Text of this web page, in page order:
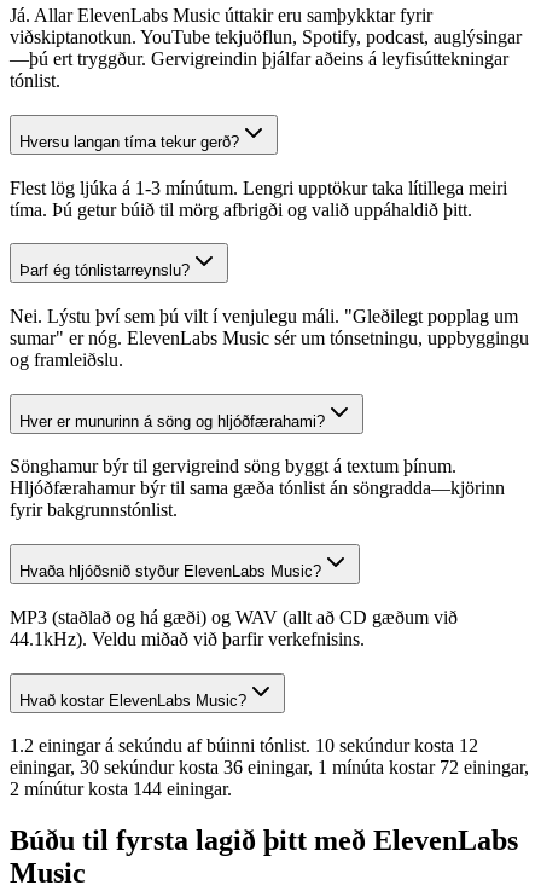
Já. Allar ElevenLabs Music úttakir eru samþykktar fyrir
viðskiptanotkun. YouTube tekjuöflun, Spotify, podcast, auglýsingar
—þú ert tryggður. Gervigreindin þjálfar aðeins á leyfisúttekningar
tónlist.
Hversu langan tíma tekur gerð?
Flest lög ljúka á 1-3 mínútum. Lengri upptökur taka lítillega meiri
tíma. Þú getur búið til mörg afbrigði og valið uppáhaldið þitt.
Þarf ég tónlistarreynslu?
Nei. Lýstu því sem þú vilt í venjulegu máli. "Gleðilegt popplag um
sumar" er nóg. ElevenLabs Music sér um tónsetningu, uppbyggingu
og framleiðslu.
Hver er munurinn á söng og hljóðfærahami?
Sönghamur býr til gervigreind söng byggt á textum þínum.
Hljóðfærahamur býr til sama gæða tónlist án söngradda—kjörinn
fyrir bakgrunnstónlist.
Hvaða hljóðsnið styður ElevenLabs Music?
MP3 (staðlað og há gæði) og WAV (allt að CD gæðum við
44.1kHz). Veldu miðað við þarfir verkefnisins.
Hvað kostar ElevenLabs Music?
1.2 einingar á sekúndu af búinni tónlist. 10 sekúndur kosta 12
einingar, 30 sekúndur kosta 36 einingar, 1 mínúta kostar 72 einingar,
2 mínútur kosta 144 einingar.
Búðu til fyrsta lagið þitt með ElevenLabs
Music